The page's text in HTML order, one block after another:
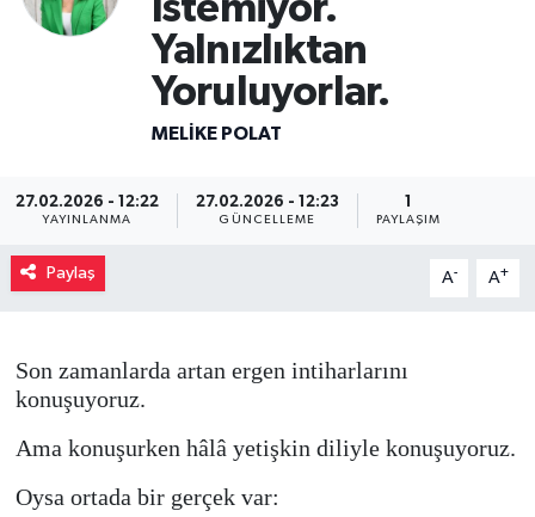
İstemiyor.
Yalnızlıktan
Yoruluyorlar.
MELIKE POLAT
27.02.2026 - 12:22
YAYINLANMA
27.02.2026 - 12:23
GÜNCELLEME
1
PAYLAŞIM
Paylaş A- A+
Son zamanlarda artan ergen intiharlarını
konuşuyoruz.
Ama konuşurken hâlâ yetişkin diliyle konuşuyoruz.
Oysa ortada bir gerçek var:
Genel
Kültür Sanat
Magazin
Piyasa
Resmi İlanlar
Tüm Manşetler
Son Dakika Haberleri